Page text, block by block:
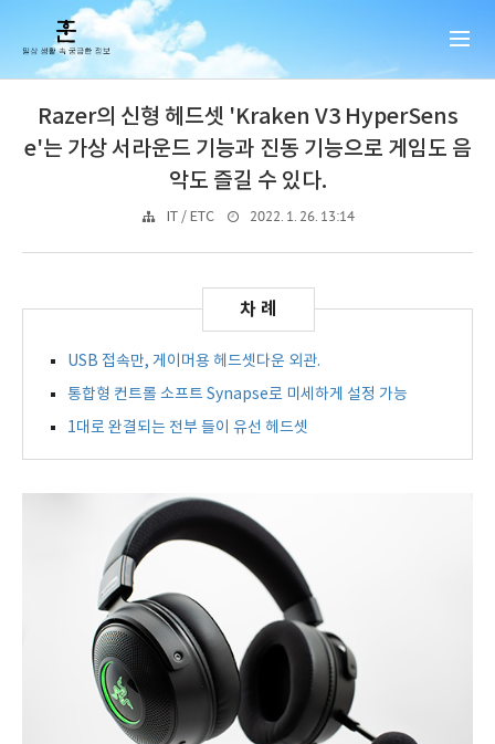
Razer의 신형 헤드셋 'Kraken V3 HyperSens
e'는 가상 서라운드 기능과 진동 기능으로 게임도 음
악도 즐길 수 있다.
IT / ETC 2022. 1. 26. 13:14
USB 접속만, 게이머용 헤드셋다운 외관.
통합형 컨트롤 소프트 Synapse로 미세하게 설정 가능
1대로 완결되는 전부 들이 유선 헤드셋